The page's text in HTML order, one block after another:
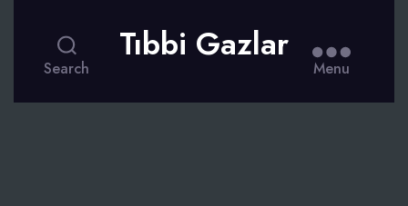
Search
Tıbbi Gazlar
Menu